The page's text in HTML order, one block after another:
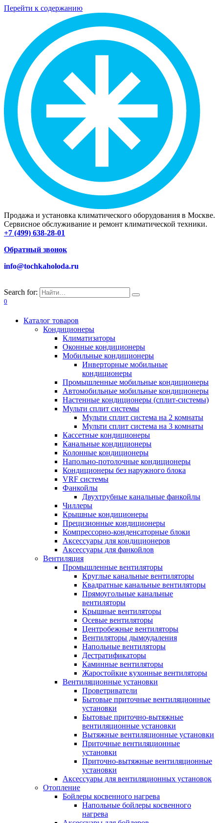
Перейти к содержанию
Продажа и установка климатического оборудования в Москве.
Сервисное обслуживание и ремонт климатической техники.
+7 (499) 638-28-01
Обратный звонок
info@tochkaholoda.ru
Search for:
0
Каталог товаров
Кондиционеры
Климатизаторы
Оконные кондиционеры
Мобильные кондиционеры
Инверторные мобильные
кондиционеры
Промышленные мобильные кондиционеры
Автомобильные мобильные кондиционеры
Настенные кондиционеры (сплит-системы)
Мульти сплит системы
Мульти сплит система на 2 комнаты
Мульти сплит система на 3 комнаты
Кассетные кондиционеры
Канальные кондиционеры
Колонные кондиционеры
Напольно-потолочные кондиционеры
Кондиционеры без наружного блока
VRF системы
Фанкойлы
Двухтрубные канальные фанкойлы
Чиллеры
Крышные кондиционеры
Прецизионные кондиционеры
Компрессорно-конденсаторные блоки
Аксессуары для кондиционеров
Аксессуары для фанкойлов
Вентиляция
Промышленные вентиляторы
Круглые канальные вентиляторы
Квадратные канальные вентиляторы
Прямоугольные канальные
вентиляторы
Крышные вентиляторы
Осевые вентиляторы
Центробежные вентиляторы
Вентиляторы дымоудаления
Напольные вентиляторы
Дестратификаторы
Каминные вентиляторы
Жаростойкие кухонные вентиляторы
Вентиляционные установки
Проветриватели
Бытовые приточные вентиляционные
установки
Бытовые приточно-вытяжные
вентиляционные установки
Вытяжные вентиляционные установки
Приточные вентиляционные
установки
Приточно-вытяжные вентиляционные
установки
Аксессуары для вентиляционных установок
Отопление
Бойлеры косвенного нагрева
Напольные бойлеры косвенного
нагрева